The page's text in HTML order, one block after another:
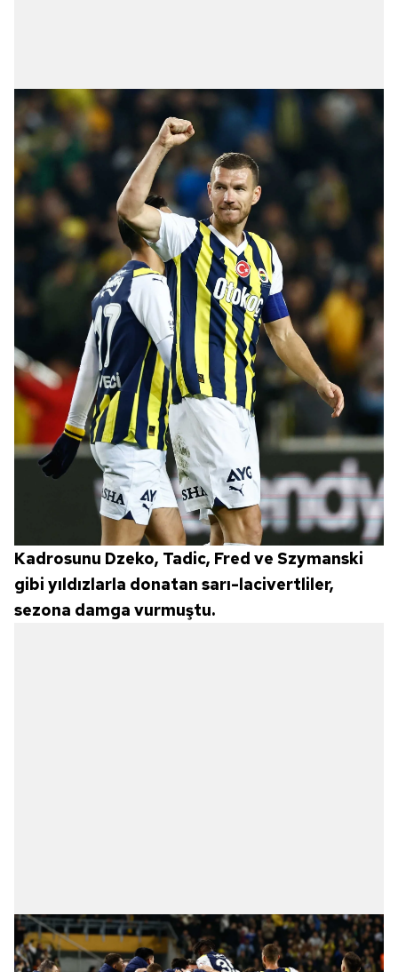
Kadrosunu Dzeko, Tadic, Fred ve Szymanski
gibi yıldızlarla donatan sarı-lacivertliler,
sezona damga vurmuştu.